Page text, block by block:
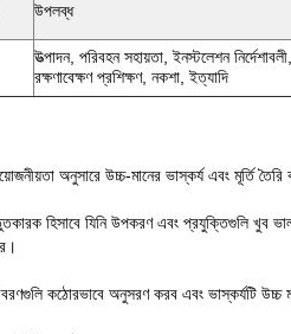
উপলব্ধ
উত্পাদন, পরিবহন সহায়তা, ইনস্টলেশন নির্দেশাবলী,
রক্ষণাবেক্ষণ প্রশিক্ষণ, নকশা, ইত্যাদি
অনুসারে উচ্চ-মানের ভাস্কর্য এবং মূর্তি
হিসাবে যিনি উপকরণ এবং প্রযুক্তিগুলি খুব
কঠোরভাবে অনুসরণ করব এবং ভাস্কর্যটি